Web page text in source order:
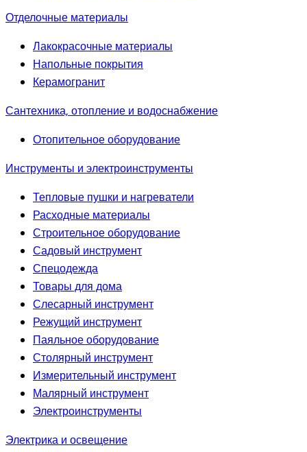
Отделочные материалы
Лакокрасочные материалы
Напольные покрытия
Керамогранит
Сантехника, отопление и водоснабжение
Отопительное оборудование
Инструменты и электроинструменты
Тепловые пушки и нагреватели
Расходные материалы
Строительное оборудование
Садовый инструмент
Спецодежда
Товары для дома
Слесарный инструмент
Режущий инструмент
Паяльное оборудование
Столярный инструмент
Измерительный инструмент
Малярный инструмент
Электроинструменты
Электрика и освещение